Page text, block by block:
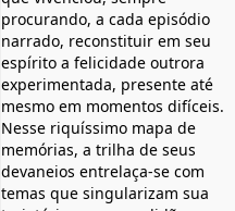
procurando, a cada episódio
narrado, reconstituir em seu
espírito a felicidade outrora
experimentada, presente até
mesmo em momentos difíceis.
Nesse riquíssimo mapa de
memórias, a trilha de seus
devaneios entrelaça-se com
temas que singularizam sua